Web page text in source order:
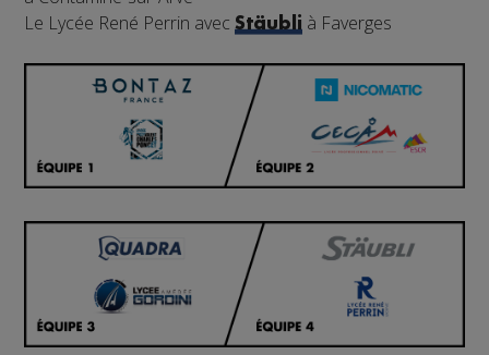
Le Lycée René Perrin avecStäubli à Faverges